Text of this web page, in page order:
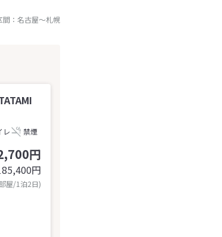
： 名古屋～札幌
レ 禁煙
円
円
屋/1泊2日)